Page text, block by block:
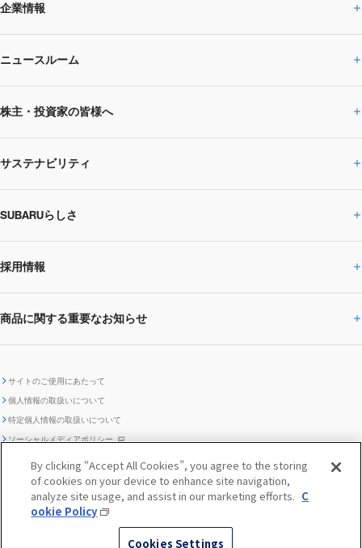
企業情報
企業情報トップ
SUBARUのありたい姿
SUBARU 2025方針
事業所・関係会社
ニュースルーム
ニュースルームトップ
ニュースリリース
閉じる
株主・投資家の皆様へ
株主・投資家の皆様へトップ
企業・経営
IRライブラリー
株主・投資家サポート
IRカレンダー
ディスクロージャー
ポリシー
サステナビリティ
サステナビリティトップ
CEOサステナビリティ
環境
ガバナンス
編集方針 レポートライブラリー
企業スポーツ
SUBARUらしさ
SUBARUらしさトップ
SUBARUびと
SUBARUデザイン
「SUBARUらしさ」を
際立たせる技術
2.環境技術
『魔改造の夜』特設サイト
採用情報
採用情報トップ
SUBARU Lab採用（中途）
販売会社グループ採用 期間従業員採用
障がい者採用（中途）
商品に関する重要なお知らせ
SUBARU ハイブリッド車 レスキュ
ー時の取扱い
自動車リサイクル リコール情報
助手席エアバッグに関する重要な
SUBARUのロゴ・標章を不正使用
した模倣品にご注意ください
サイトのご使用にあたって
個人情報の取扱いについて
特定個人情報の取扱いについて
ソーシャルメディアポリシー
お問い合わせ ／ よくあるご質問
クッキーポリシー
メディア
By clicking “Accept All Cookies”, you agree to the storing
of cookies on your device to enhance site navigation,
analyze site usage, and assist in our marketing efforts. C
ookie Policy
Cookies Settings